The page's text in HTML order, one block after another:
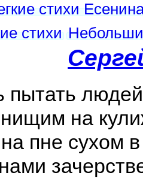
стихи
стихи
пытать
на
пне сухом